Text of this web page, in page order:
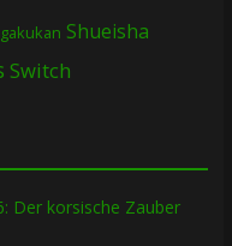
Shueisha
Switch
Der korsische Zauber